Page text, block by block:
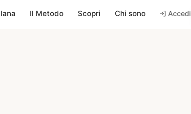
Il Metodo Scopri Chi sono Accedi